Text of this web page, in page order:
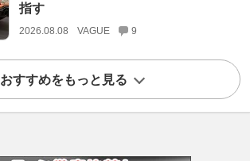
指す
2026.08.08 VAGUE 9
おすすめをもっと見る